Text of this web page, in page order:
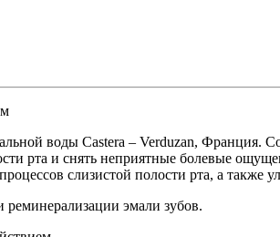
воды Castera – Verduzan, Франция.
рта и снять неприятные болевые
слизистой полости рта, а
реминерализации эмали зубов.